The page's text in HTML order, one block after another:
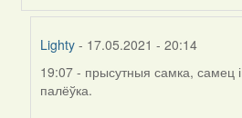
Lighty - 17.05.2021 - 20:14
In
reply
19:07 - прысутныя самка, самец і
палёўка.